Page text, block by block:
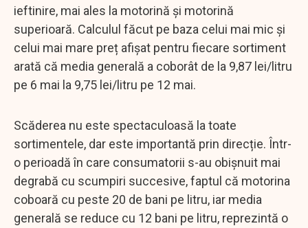
ieftinire, mai ales la motorină și motorină
superioară. Calculul făcut pe baza celui mai mic și
celui mai mare preț afișat pentru fiecare sortiment
arată că media generală a coborât de la 9,87 lei/litru
pe 6 mai la 9,75 lei/litru pe 12 mai.
Scăderea nu este spectaculoasă la toate
sortimentele, dar este importantă prin direcție. Într-
o perioadă în care consumatorii s-au obișnuit mai
degrabă cu scumpiri succesive, faptul că motorina
coboară cu peste 20 de bani pe litru, iar media
generală se reduce cu 12 bani pe litru, reprezintă o